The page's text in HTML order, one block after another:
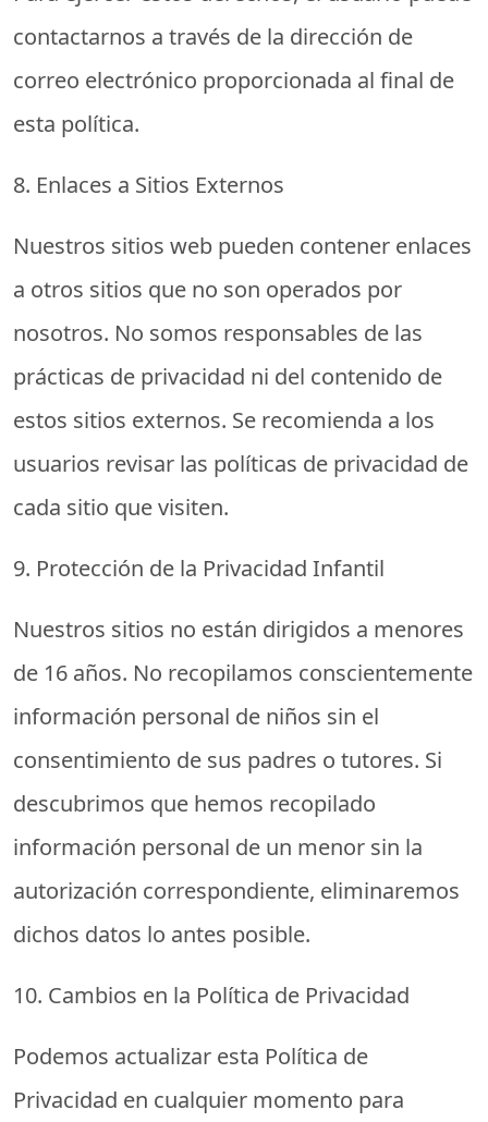
contactarnos a través de la dirección de
correo electrónico proporcionada al final de
esta política.
8. Enlaces a Sitios Externos
Nuestros sitios web pueden contener enlaces
a otros sitios que no son operados por
nosotros. No somos responsables de las
prácticas de privacidad ni del contenido de
estos sitios externos. Se recomienda a los
usuarios revisar las políticas de privacidad de
cada sitio que visiten.
9. Protección de la Privacidad Infantil
Nuestros sitios no están dirigidos a menores
de 16 años. No recopilamos conscientemente
información personal de niños sin el
consentimiento de sus padres o tutores. Si
descubrimos que hemos recopilado
información personal de un menor sin la
autorización correspondiente, eliminaremos
dichos datos lo antes posible.
10. Cambios en la Política de Privacidad
Podemos actualizar esta Política de
Privacidad en cualquier momento para